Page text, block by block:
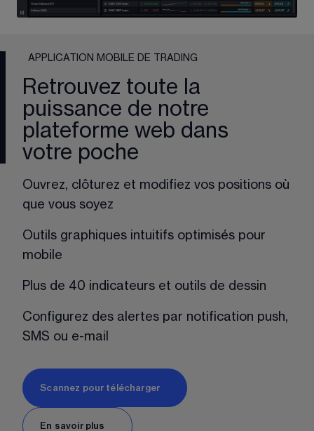
APPLICATION MOBILE DE TRADING
Retrouvez toute la
puissance de notre
plateforme web dans
votre poche
Ouvrez, clôturez et modifiez vos positions où
que vous soyez
Outils graphiques intuitifs optimisés pour
mobile
Plus de 40 indicateurs et outils de dessin
Configurez des alertes par notification push,
SMS ou e-mail
Scannez pour télécharger
En savoir plus